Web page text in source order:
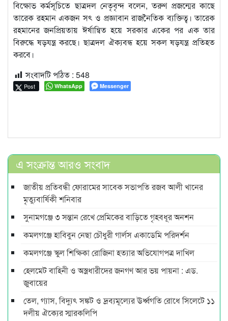
বিক্ষোভ কর্মসূচিতে ছাত্রদল নেতৃবৃন্দ বলেন, তরুণ প্রজন্মের কাছে
তারেক রহমান একজন সৎ ও প্রজ্ঞাবান রাজনৈতিক ব্যক্তিত্ব। তারেক
রহমানের জনপ্রিয়তায় ঈর্ষান্বিত হয়ে সরকার একের পর এক তার
বিরুদ্ধে ষড়যন্ত্র করছে। ছাত্রদল ঐক্যবন্ধ হয়ে সকল ষড়যন্ত্র প্রতিহত
করবে।
সংবাদটি পঠিত : 548
Post WhatsApp Messenger
এ সংক্রান্ত আরও সংবাদ
জাতীয় প্রতিবন্ধী ফোরামের সাবেক সভাপতি রজব আলী খানের
মৃত্যুবার্ষিকী শনিবার
সুনামগঞ্জে ৩ সন্তান রেখে প্রেমিকের বাড়িতে গৃহবধূর অনশন
কমলগঞ্জে হাবিবুন নেছা চৌধুরী গার্লস একাডেমি পরিদর্শন
কমলগঞ্জে স্কুল শিক্ষিকা রোজিনা হত্যার অভিযোগপত্র দাখিল
হেলমেট বাহিনী ও অস্ত্রধারীদের জনগণ আর ভয় পায়না : এড.
জুবায়ের
তেল, গ্যাস, বিদ্যুৎ সঙ্কট ও দ্রব্যমূল্যের ঊর্ধ্বগতি রোধে সিলেটে ১১
দলীয় ঐক্যের স্মারকলিপি